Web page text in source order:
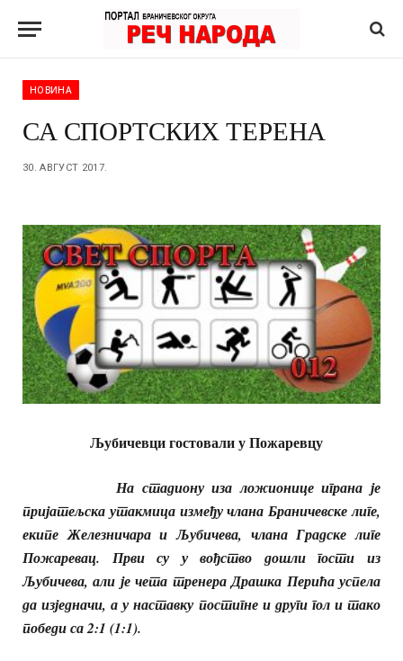
НОВИНА
СА СПОРТСКИХ ТЕРЕНА
30. АВГУСТ 2017.
Љубичевци гостовали у Пожаревцу
На стадиону иза ложионице играна је
пријатељска утакмица између члана Браничевске лиге,
екипе Железничара и Љубичева, члана Градске лиге
Пожаревац. Први су у вођство дошли гости из
Љубичева, али је чета тренера Драшка Перића успела
да изједначи, а у наставку постигне и други гол и тако
победи са 2:1 (1:1).